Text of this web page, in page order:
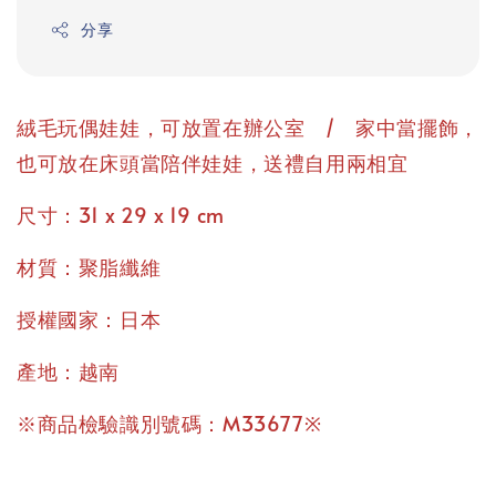
分享
絨毛玩偶娃娃，可放置在辦公室 / 家中當擺飾，
也可放在床頭當陪伴娃娃，送禮自用兩相宜
尺寸：31 x 29 x 19 cm
材質：聚脂纖維
授權國家：日本
產地：越南
※商品檢驗識別號碼：M33677※